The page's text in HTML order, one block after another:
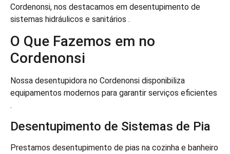
Cordenonsi, nos destacamos em desentupimento de
sistemas hidráulicos e sanitários .
O Que Fazemos em no
Cordenonsi
Nossa desentupidora no Cordenonsi disponibiliza
equipamentos modernos para garantir serviços eficientes
.
Desentupimento de Sistemas de Pia
Prestamos desentupimento de pias na cozinha e banheiro